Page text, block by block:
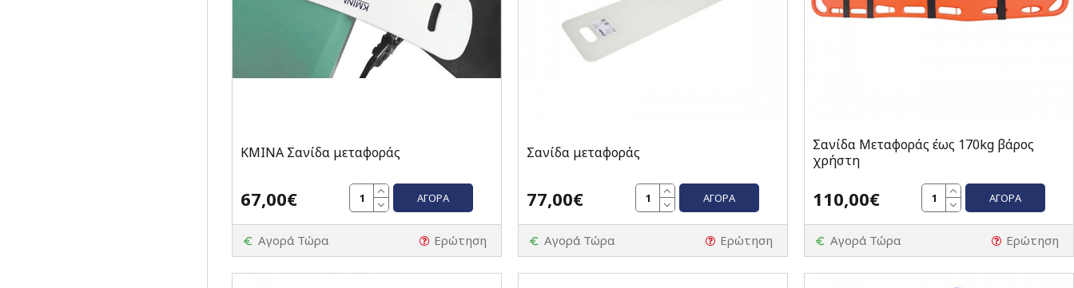
KMINA Σανίδα μεταφοράς
67,00€ ΑΓΟΡΆ
Αγορά Τώρα Ερώτηση
Σανίδα μεταφοράς
77,00€ ΑΓΟΡΆ
Αγορά Τώρα Ερώτηση
Σανίδα Μεταφοράς έως 170kg βάρος
χρήστη
110,00€ ΑΓΟΡΆ
Αγορά Τώρα Ερώτηση